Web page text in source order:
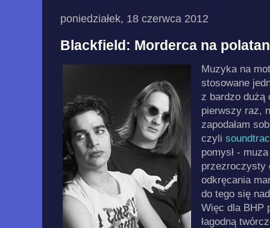
poniedziałek, 18 czerwca 2012
Blackfield: Morderca na
Muzyka na
stosowane
z bardzo dużą
pierwszy raz,
zapodałam
czyli
pomysł -
przezroczysty
odkręcania
do tego się
Więc dla BHP
łagodną